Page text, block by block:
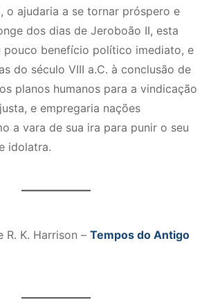
o ajudaria a se tornar próspero e
dos dias de Jeroboão II, esta
benefício político imediato, e
do século VIII a.C. à conclusão de
planos humanos para a vindicação
e empregaria nações
a vara de sua ira para punir o seu
idolatra.
K. Harrison – Tempos do Antigo